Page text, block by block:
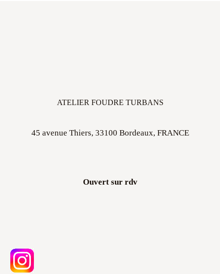
ATELIER FOUDRE TURBANS
45 avenue Thiers, 33100 Bordeaux, FRANCE
Ouvert sur rdv